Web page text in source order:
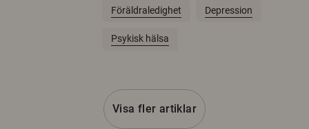
Föräldraledighet Depression
Psykisk hälsa
Visa fler artiklar